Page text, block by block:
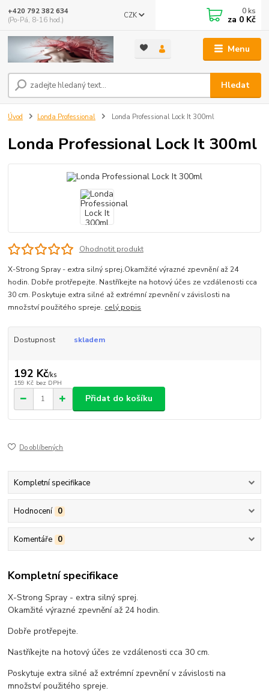
Menu
CZK
Hledat
+420 792 382 634
(Po-Pá, 8-16 hod.)
0 ks
za 0 Kč
Úvod Londa Professional Londa Professional Lock It 300ml
Londa Professional Lock It 300ml
Ohodnotit produkt
X-Strong Spray - extra silný sprej.Okamžité výrazné zpevnění až 24
hodin. Dobře protřepejte. Nastříkejte na hotový účes ze vzdálenosti cca
30 cm. Poskytuje extra silné až extrémní zpevnění v závislosti na
množství použitého spreje. celý popis
Dostupnost skladem
192 Kč/ks
159 Kč bez DPH
Přidat do košíku
Do oblíbených
Kompletní specifikace
Hodnocení 0
Komentáře 0
Kompletní specifikace
X-Strong Spray - extra silný sprej.
Okamžité výrazné zpevnění až 24 hodin.
Dobře protřepejte.
Nastříkejte na hotový účes ze vzdálenosti cca 30 cm.
Poskytuje extra silné až extrémní zpevnění v závislosti na
množství použitého spreje.